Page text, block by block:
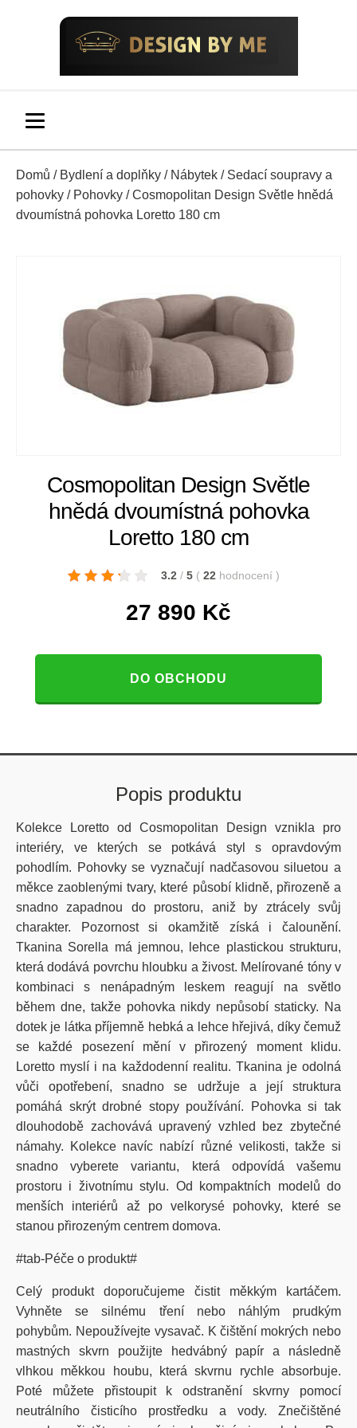
Domů / Bydlení a doplňky / Nábytek / Sedací soupravy a
pohovky / Pohovky / Cosmopolitan Design Světle hnědá
dvoumístná pohovka Loretto 180 cm
Cosmopolitan Design Světle
hnědá dvoumístná pohovka
Loretto 180 cm
3.2 / 5 ( 22 hodnocení )
27 890 Kč
DO OBCHODU
Popis produktu
Kolekce Loretto od Cosmopolitan Design vznikla pro
interiéry, ve kterých se potkává styl s opravdovým
pohodlím. Pohovky se vyznačují nadčasovou siluetou a
měkce zaoblenými tvary, které působí klidně, přirozeně a
snadno zapadnou do prostoru, aniž by ztrácely svůj
charakter. Pozornost si okamžitě získá i čalounění.
Tkanina Sorella má jemnou, lehce plastickou strukturu,
která dodává povrchu hloubku a živost. Melírované tóny v
kombinaci s nenápadným leskem reagují na světlo
během dne, takže pohovka nikdy nepůsobí staticky. Na
dotek je látka příjemně hebká a lehce hřejivá, díky čemuž
se každé posezení mění v přirozený moment klidu.
Loretto myslí i na každodenní realitu. Tkanina je odolná
vůči opotřebení, snadno se udržuje a její struktura
pomáhá skrýt drobné stopy používání. Pohovka si tak
dlouhodobě zachovává upravený vzhled bez zbytečné
námahy. Kolekce navíc nabízí různé velikosti, takže si
snadno vyberete variantu, která odpovídá vašemu
prostoru i životnímu stylu. Od kompaktních modelů do
menších interiérů až po velkorysé pohovky, které se
stanou přirozeným centrem domova.
#tab-Péče o produkt#
Celý produkt doporučujeme čistit měkkým kartáčem.
Vyhněte se silnému tření nebo náhlým prudkým
pohybům. Nepoužívejte vysavač. K čištění mokrých nebo
mastných skvrn použijte hedvábný papír a následně
vlhkou měkkou houbu, která skvrnu rychle absorbuje.
Poté můžete přistoupit k odstranění skvrny pomocí
neutrálního čisticího prostředku a vody. Znečištěné